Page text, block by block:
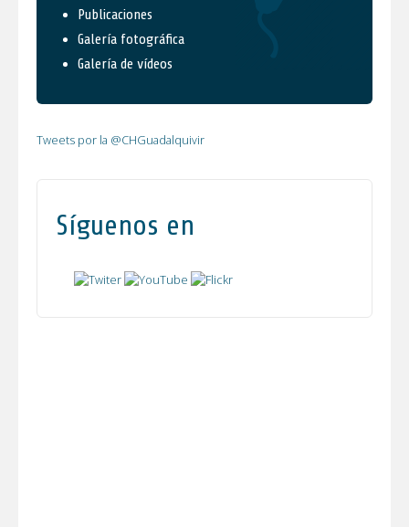
Publicaciones
Galería fotográfica
Galería de vídeos
Tweets por la @CHGuadalquivir
Síguenos en